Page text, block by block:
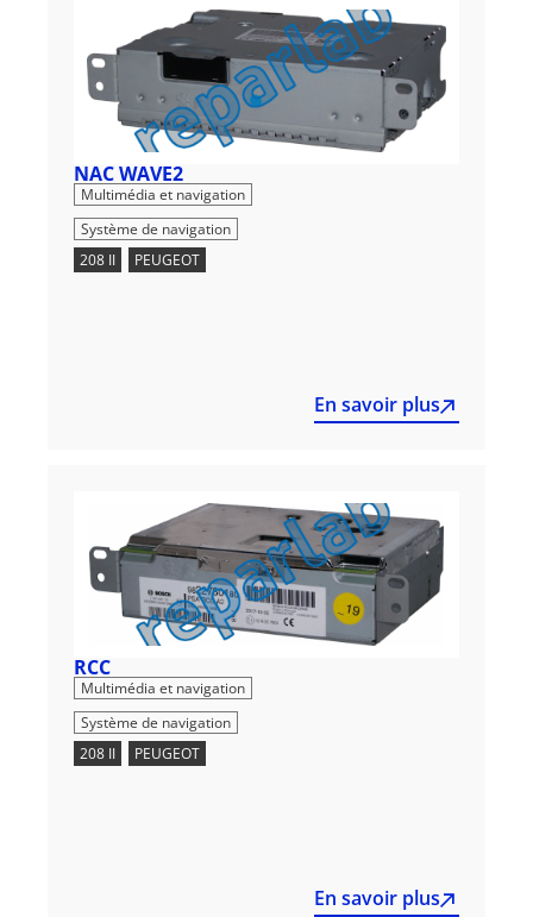
NAC WAVE2
Multimédia et navigation
Système de navigation
208 II
PEUGEOT
En savoir plus
RCC
Multimédia et navigation
Système de navigation
208 II
PEUGEOT
En savoir plus